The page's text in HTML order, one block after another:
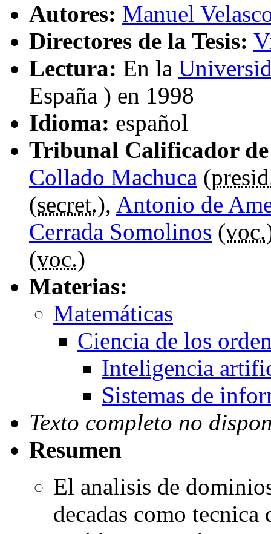
Autores: Manuel
Directores de la Tesis:
Lectura: En la
España ) en 1998
Idioma: español
Tribunal Calificador de
Collado Machuca (
(secret.), Antonio de
Cerrada Somolinos (voc.
(voc.)
Materias:
Matemáticas
Ciencia de los
Inteligencia
Sistemas de
Texto completo no
Resumen
El analisis de
decadas como tecnica